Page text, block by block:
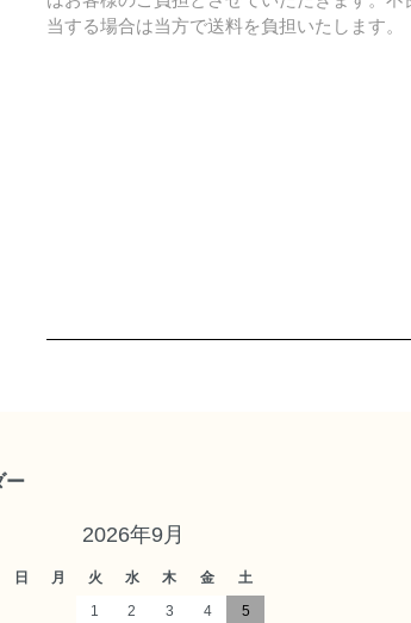
当する場合は当方で送料を負担いたします。
ー
2026年9月
日 月 火 水 木 金
土
1
2 3 4 5